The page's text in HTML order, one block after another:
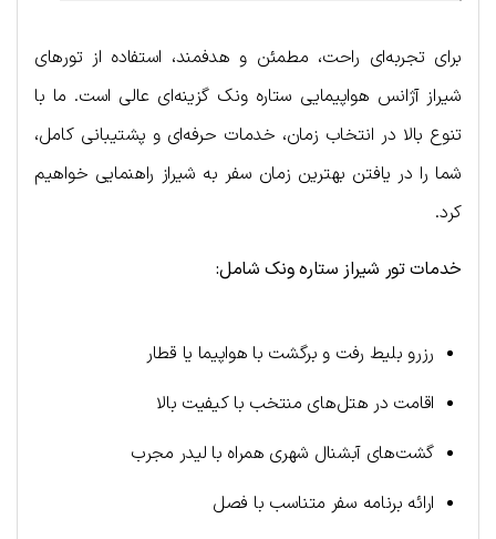
برای تجربه‌ای راحت، مطمئن و هدفمند، استفاده از تورهای
شیراز آژانس هواپیمایی ستاره ونک گزینه‌ای عالی است. ما با
تنوع بالا در انتخاب زمان، خدمات حرفه‌ای و پشتیبانی کامل،
شما را در یافتن بهترین زمان سفر به شیراز راهنمایی خواهیم
کرد.
خدمات تور شیراز ستاره ونک شامل:
رزرو بلیط رفت و برگشت با هواپیما یا قطار
اقامت در هتل‌های منتخب با کیفیت بالا
گشت‌های آبشنال شهری همراه با لیدر مجرب
ارائه برنامه سفر متناسب با فصل